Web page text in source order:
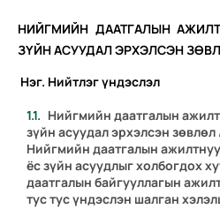
НИЙГМИЙН ДААТГАЛЫН
ЗҮЙН АСУУДАЛ ЭРХЭЛСЭН
Нэг. Нийтлэг үндэслэл
Нийгмийн даатгалын
зүйн асуудал эрхэлсэн
Нийгмийн даатгалын
ёс зүйн асуудлыг холбогдох
даатгалын байгууллагын
тус тус үндэслэн шалган